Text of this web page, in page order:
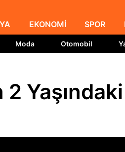
EKONOMİ SPOR
Moda Otomobil
Yaşındaki